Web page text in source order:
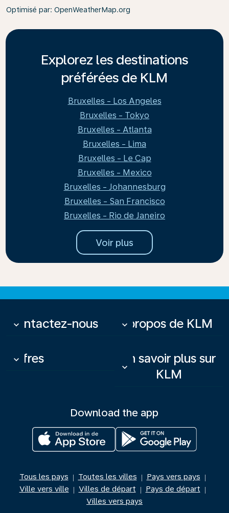
Optimisé par: OpenWeatherMap.org
Explorez les destinations
préférées de KLM
Bruxelles - Los Angeles
Bruxelles - Tokyo
Bruxelles - Atlanta
Bruxelles - Lima
Bruxelles - Le Cap
Bruxelles - Mexico
Bruxelles - Johannesburg
Bruxelles - San Francisco
Bruxelles - Rio de Janeiro
Voir plus
Contactez-nous
keyboard_arrow_down À propos de KLM
keyboard_arrow_down
Offres
keyboard_arrow_down
En savoir plus sur
KLM
keyboard_arrow_down
Download the app
Tous les pays | Toutes les villes | Pays vers pays |
Ville vers ville | Villes de départ | Pays de départ |
Villes vers pays